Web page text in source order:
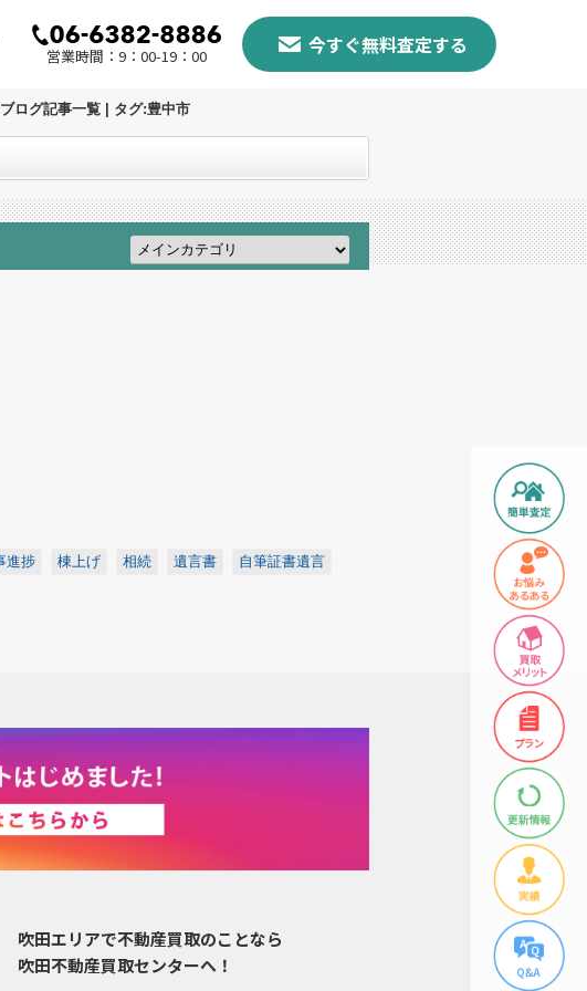
営業時間：9：00-19：00 今すぐ無料査定する
ログ記事一覧 | タグ:豊中市
進捗 棟上げ 相続 遺言書 自筆証書遺言
吹田エリアで不動産買取のことなら
吹田不動産買取センターへ！